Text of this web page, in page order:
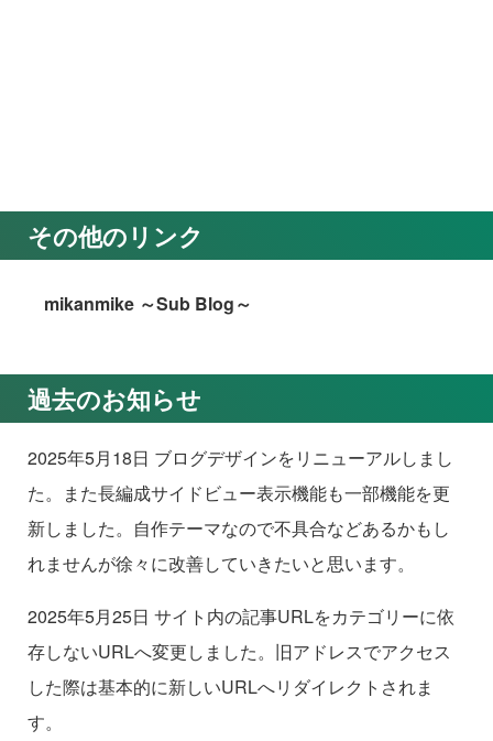
その他のリンク
mikanmike ～Sub Blog～
過去のお知らせ
2025年5月18日 ブログデザインをリニューアルしまし
た。また長編成サイドビュー表示機能も一部機能を更
新しました。自作テーマなので不具合などあるかもし
れませんが徐々に改善していきたいと思います。
2025年5月25日 サイト内の記事URLをカテゴリーに依
存しないURLへ変更しました。旧アドレスでアクセス
した際は基本的に新しいURLへリダイレクトされま
す。